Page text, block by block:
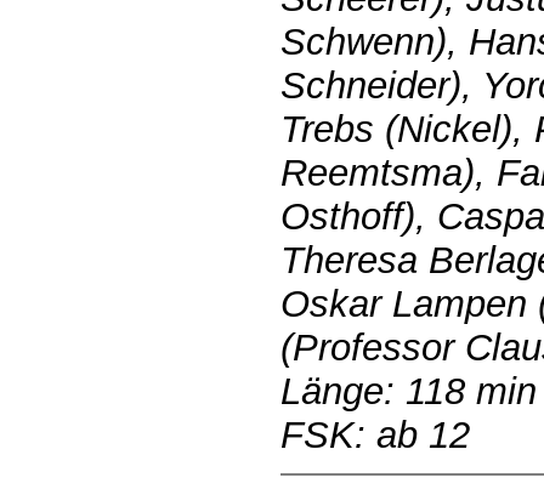
Schwenn),
Schneider),
Trebs (Nickel),
Reemtsma),
Osthoff),
Theresa
Oskar Lampen
(Professor
Länge: 118 min
FSK: ab 12